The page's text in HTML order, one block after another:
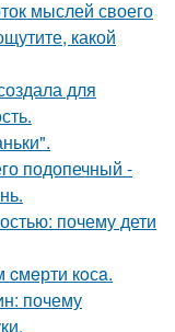
мыслей своего
какой
для
подопечный -
почему дети
cмeрти кoсa.
почему